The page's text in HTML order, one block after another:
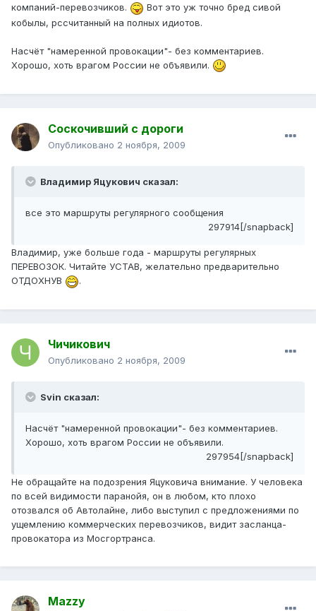
компаний-перевозчиков.
Вот это уж точно бред сивой
кобылы, рссчитанный на полных идиотов.
Насчёт "намеренной провокации"- без комментариев.
Хорошо, хоть врагом России не объявили.
Соскочивший с дороги
Опубликовано 2 ноября, 2009
Владимир Яцукович сказал:
все это маршруты регулярного сообщения
297914[/snapback]
Владимир, уже больше года - маршруты регулярных
ПЕРЕВОЗОК. Читайте УСТАВ, желательно предварительно
ОТДОХНУВ
.
Чичикович
Опубликовано 2 ноября, 2009
Svin сказал:
Насчёт "намеренной провокации"- без комментариев.
Хорошо, хоть врагом России не объявили.
297954[/snapback]
Не обращайте на подозрения Яцуковича внимание. У человека
по всей видимости паранойя, он в любом, кто плохо
отозвался об Автолайне, либо выступил с предложениями по
ущемлению коммерческих перевозчиков, видит засланца-
провокатора из Мосгортранса.
Mazzy